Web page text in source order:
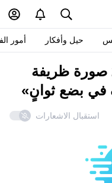
حيل وأفكار أمور
التعليقات على مقالة «20 صورة ظريفة
بضع ثوانٍ»
استقبال الاشعارات